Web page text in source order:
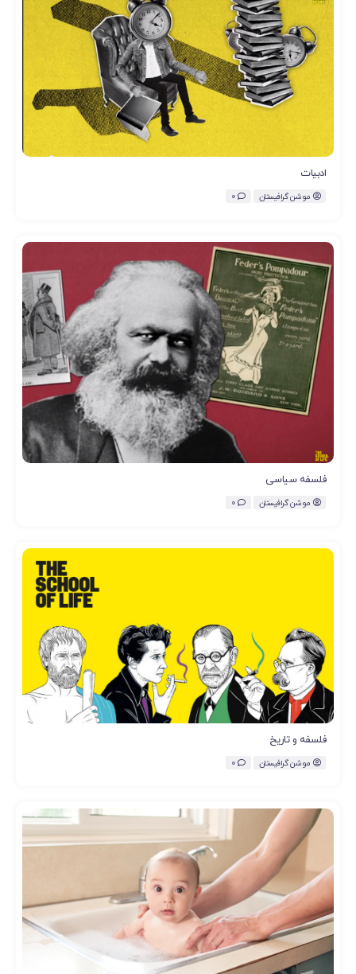
ادبیات
موشن گرافیستان 0
فلسفه سیاسی
موشن گرافیستان 0
فلسفه و تاریخ
موشن گرافیستان 0